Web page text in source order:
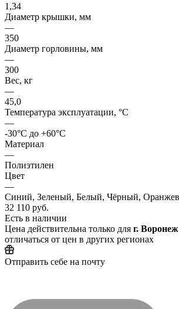
1,34
Диаметр крышки, мм
—
350
Диаметр горловины, мм
—
300
Вес, кг
—
45,0
Температура эксплуатации, °C
—
-30°C до +60°C
Материал
—
Полиэтилен
Цвет
—
Синий, Зеленый, Белый, Чёрный,
32 110 руб.
Есть в наличии
Цена действительна только для г. Воронеж
отличаться от цен в других регионах
Отправить себе на почту